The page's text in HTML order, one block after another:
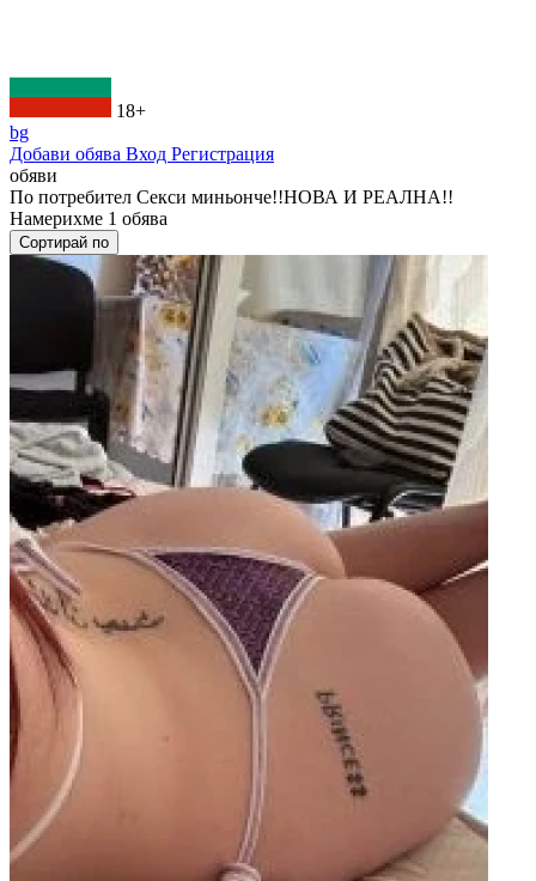
18+
bg
Добави обява Вход Регистрация
обяви
По потребител Секси миньонче!!НОВА И РЕАЛНА!!
Намерихме 1 обява
Сортирай по